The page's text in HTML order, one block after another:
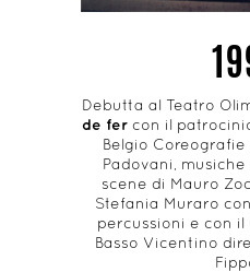
Debutta al Teatro
de fer con il
Belgio
Padovani, musiche
scene di Mauro
Stefania Muraro
percussioni e con il
Basso Vicentino